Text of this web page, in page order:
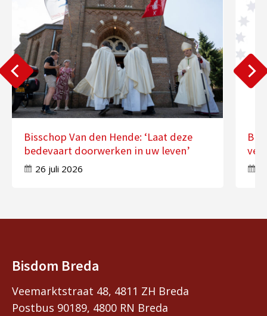
Bisschop Van den Hende: ‘Laat deze
bedevaart doorwerken in uw leven’
26 juli 2026
Bisdom Breda
Veemarktstraat 48, 4811 ZH Breda
Postbus 90189, 4800 RN Breda